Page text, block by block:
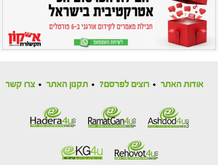
אודות האתר רוצים לפרסם? תקנון האתר צרו קשר